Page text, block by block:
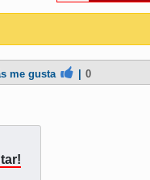
me gusta 0